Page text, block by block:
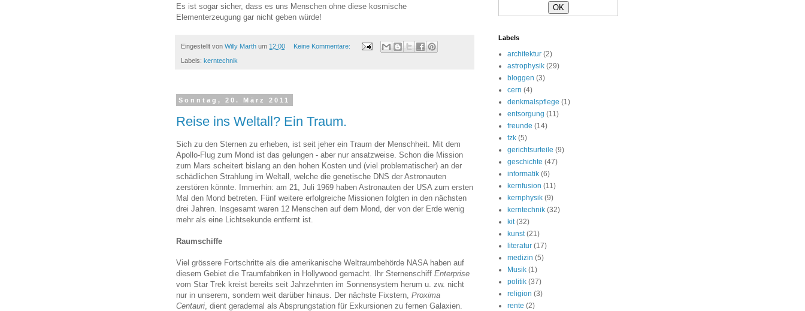
Es ist sogar sicher, dass es uns Menschen ohne diese kosmische
Elementerzeugung gar nicht geben würde!
Eingestellt von Willy Marth um 12:00 Keine Kommentare:
Labels: kerntechnik
Sonntag, 20. März 2011
Reise ins Weltall? Ein Traum.
Sich zu den Sternen zu erheben, ist seit jeher ein Traum der Menschheit. Mit dem
Apollo-Flug zum Mond ist das gelungen - aber nur ansatzweise. Schon die Mission
zum Mars scheitert bislang an den hohen Kosten und (viel problematischer) an der
schädlichen Strahlung im Weltall, welche die genetische DNS der Astronauten
zerstören könnte. Immerhin: am 21, Juli 1969 haben Astronauten der USA zum ersten
Mal den Mond betreten. Fünf weitere erfolgreiche Missionen folgten in den nächsten
drei Jahren. Insgesamt waren 12 Menschen auf dem Mond, der von der Erde wenig
mehr als eine Lichtsekunde entfernt ist.
Raumschiffe
Viel grössere Fortschritte als die amerikanische Weltraumbehörde NASA haben auf
diesem Gebiet die Traumfabriken in Hollywood gemacht. Ihr Sternenschiff Enterprise
vom Star Trek kreist bereits seit Jahrzehnten im Sonnensystem herum u. zw. nicht
nur in unserem, sondern weit darüber hinaus. Der nächste Fixstern, Proxima
Centauri , dient gerademal als Absprungstation für Exkursionen zu fernen Galaxien.
Labels
architektur (2)
astrophysik (29)
bloggen (3)
cern (4)
denkmalspflege (1)
entsorgung (11)
freunde (14)
fzk (5)
gerichtsurteile (9)
geschichte (47)
informatik (6)
kernfusion (11)
kernphysik (9)
kerntechnik (32)
kit (32)
kunst (21)
literatur (17)
medizin (5)
Musik (1)
politik (37)
religion (3)
rente (2)